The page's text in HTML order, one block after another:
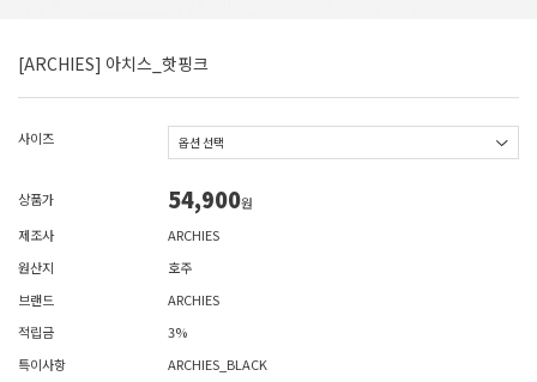
[ARCHIES] 아치스_핫핑크
사이즈
상품가 54,900원
제조사
ARCHIES
원산지
호주
브랜드
ARCHIES
적립금
3%
특이사항
ARCHIES_BLACK